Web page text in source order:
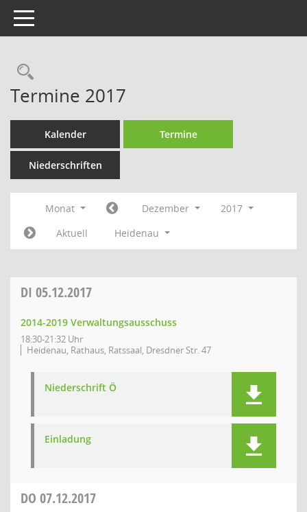
Toggle navigation
Rechercheauswahl
Termine 2017
Kalender Termine
Niederschriften
Monat Dezember
2017
Aktuell
Heidenau
DI 05.12.2017
2014-2019 Verwaltungsausschuss
18:30-21:32 Uhr
Heidenau, Rathaus, Ratssaal, Dresdner Str. 47
Niederschrift Ö
Einladung
DO 07.12.2017